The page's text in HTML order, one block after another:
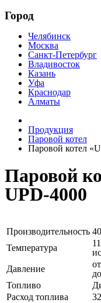
Город
Челябинск
Москва
Санкт-Петербург
Владивосток
Казань
Уфа
Краснодар
Алматы
Продукция
Паровой котел
Паровой котел
Паровой
UPD-4000
Производительность
Температура
Давление
Топливо
Расход топлива